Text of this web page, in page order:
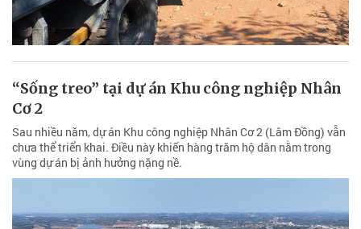
Cơ 2
Sau nhiều năm, dự án Khu công nghiệp Nhân Cơ 2 (Lâm Đồng) vẫn
chưa thể triển khai. Điều này khiến hàng trăm hộ dân nằm trong
vùng dự án bị ảnh hưởng nặng nề.